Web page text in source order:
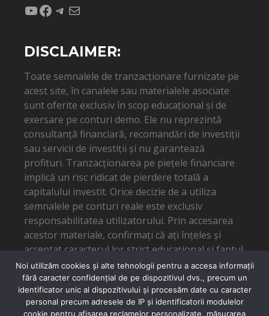
YouTube
Facebook
Telegram
Mail
DISCLAIMER:
Toate semnalele de tranzacționare furnizate pe
acest site, în canalele sau materialele asociate
sunt oferite exclusiv în scop educațional și de
exersare pe conturi demo. Ele nu reprezintă
consultanță financiară, recomandări de investiții
sau servicii de investiții și nu garantează
profituri. Tranzacționarea pe piețele financiare
implică un risc ridicat de pierdere totală a
capitalului investit. Orice decizie de a utiliza
semnalele pe conturi reale este exclusiv
responsabilitatea utilizatorului. Prin accesarea
acestor materiale, confirmați că ați înțeles și
acceptat caracterul lor strict educațional și faptul
că autorul nu poate fi tras la răspundere pentru
eventuale pierderi financiare.
Noi utilizăm cookies și alte tehnologii pentru a accesa informații
fără caracter confidențial de pe dispozitivul dvs., precum un
identificator unic al dispozitivului și procesăm date cu caracter
personal precum adresele de IP și identificatorii modulelor
cookie pentru afișarea reclamelor personalizate, măsurarea